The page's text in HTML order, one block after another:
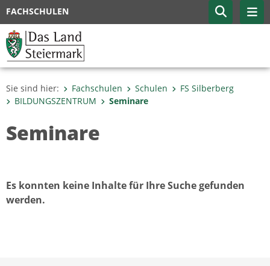
FACHSCHULEN
Sie sind hier: Fachschulen Schulen
FS Silberberg
BILDUNGSZENTRUM
Seminare
Seminare
Es konnten keine Inhalte für Ihre Suche gefunden
werden.